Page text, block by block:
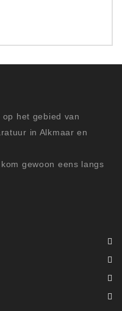
het gebied van
in Alkmaar en
gewoon eens langs